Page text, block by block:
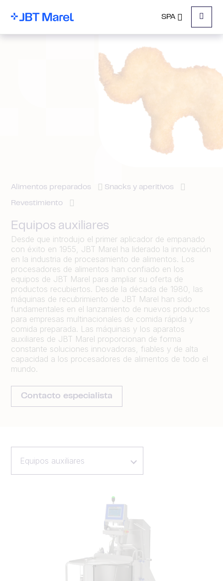
SPA
Menu
Alimentos preparados Snacks y aperitivos
Revestimiento
Equipos auxiliares
Desde que introdujo el primer aplicador de empanado
con éxito en 1955, JBT Marel ha liderado la innovación
en la industria de procesamiento de alimentos. Los
procesadores de alimentos han confiado en los
equipos de JBT Marel para ampliar su oferta de
productos recubiertos. Desde la década de 1980, las
máquinas de recubrimiento de JBT Marel han sido
fundamentales en el lanzamiento de nuevos productos
para empresas multinacionales de comida rápida y
comida preparada. Las máquinas y los aparatos
auxiliares de JBT Marel proporcionan de forma
constante soluciones innovadoras, fiables y de alta
capacidad a los procesadores de alimentos de todo el
mundo.
Contacto especialista
Equipos auxiliares